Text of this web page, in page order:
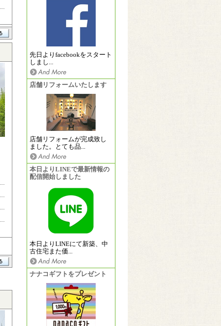
先日よりfacebookをスタート
しまし...
店舗リフォームいたします
店舗リフォームが完成致し
ました。とても品...
本日よりLINEで最新情報の
配信開始しました
本日よりLINEにて新築、中
古住宅また価...
ナナコギフトをプレゼント